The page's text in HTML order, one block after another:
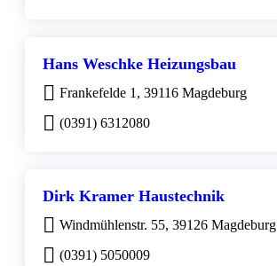
Hans Weschke Heizungsbau
Frankefelde 1, 39116 Magdeburg
(0391) 6312080
Dirk Kramer Haustechnik
Windmühlenstr. 55, 39126 Magdeburg
(0391) 5050009